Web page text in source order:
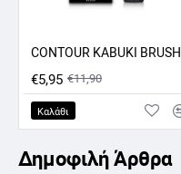
132 133
ΠΡΟΣΦΟΡΑ -50%
€5,95 €11,90
Καλάθι
Δημοφιλή Άρθρα